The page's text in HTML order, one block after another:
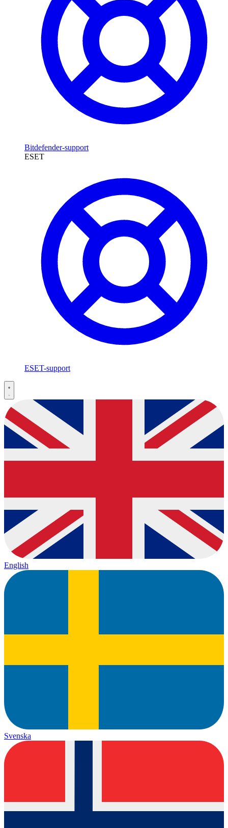
Bitdefender-support
ESET
ESET-support
English
Svenska